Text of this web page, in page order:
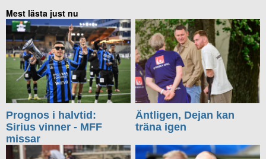
Mest lästa just nu
Prognos i halvtid:
Sirius vinner - MFF
missar
Äntligen, Dejan kan
träna igen